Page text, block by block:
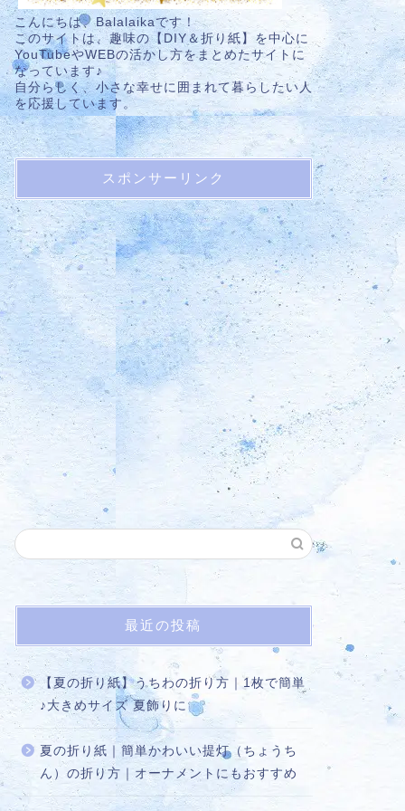
こんにちは、Balalaikaです！
このサイトは、趣味の【DIY＆折り紙】を中心に
YouTubeやWEBの活かし方をまとめたサイトに
なっています♪
自分らしく、小さな幸せに囲まれて暮らしたい人
を応援しています。
スポンサーリンク
最近の投稿
【夏の折り紙】うちわの折り方｜1枚で簡単
♪大きめサイズ 夏飾りに
夏の折り紙｜簡単かわいい提灯（ちょうち
ん）の折り方｜オーナメントにもおすすめ